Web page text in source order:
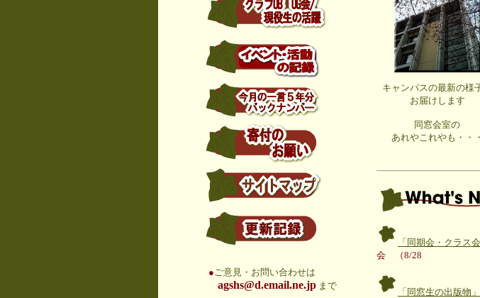
●ご意見・お問い合わせは
agshs@d.email.ne.jp まで
キャンパスの最新の様
お届けします
同窓会室の
あれやこれやも・・・
「同期会・クラス
会 （8/28
「同窓生の出版物」